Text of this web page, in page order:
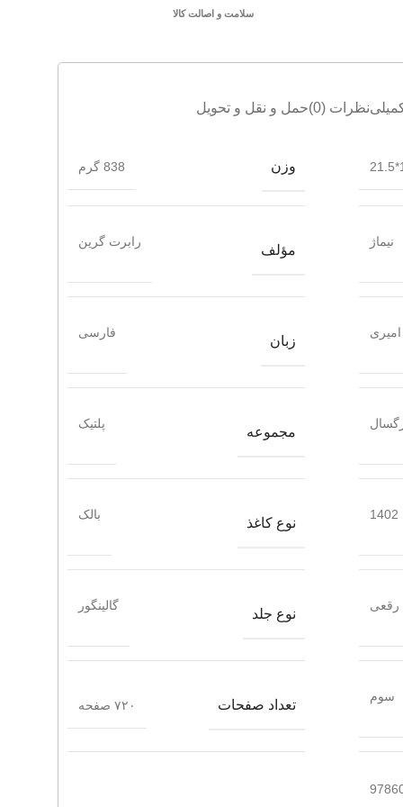
سلامت و اصالت کالا
نظرات (0) حمل و نقل و تحویل
وزن 838 گرم
نیماژ
مؤلف
رابرت گرین
زبان
فارسی
مجموعه
پلتیک
1402
نوع کاغذ
بالک
رقعی
نوع جلد
گالینگور
سوم
تعداد صفحات ۷۲۰ صفحه